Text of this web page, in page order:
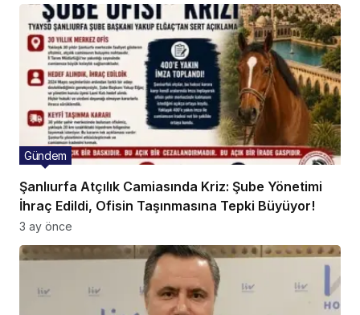
Şanlıurfa Atçılık Camiasında Kriz: Şube Yönetimi
İhraç Edildi, Ofisin Taşınmasına Tepki Büyüyor!
Gündem
3 ay önce